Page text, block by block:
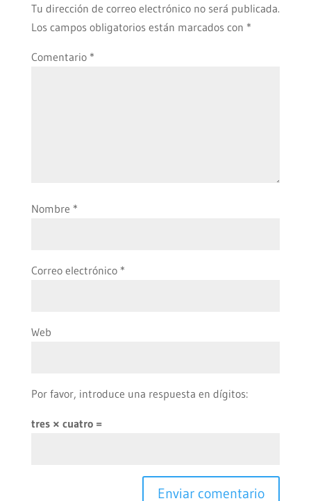
Tu dirección de correo electrónico no será publicada.
Los campos obligatorios están marcados con *
Comentario *
Nombre *
Correo electrónico *
Web
Por favor, introduce una respuesta en dígitos:
tres × cuatro =